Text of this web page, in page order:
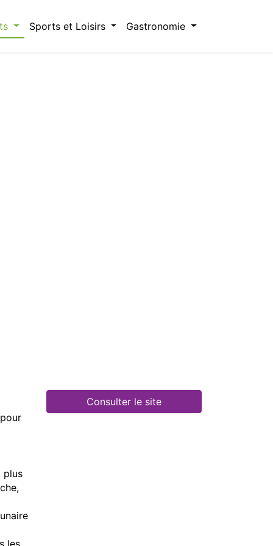
Sports et Loisirs Gastronomie
plus
les
Consulter le site